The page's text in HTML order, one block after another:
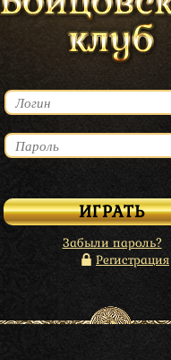
Забыли пароль?
Регистрация